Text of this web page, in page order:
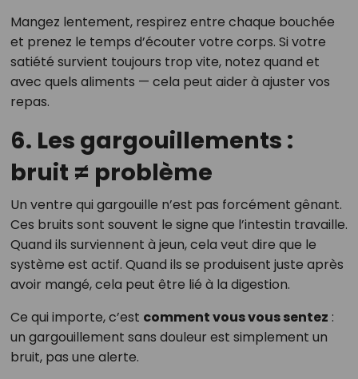
Mangez lentement, respirez entre chaque bouchée
et prenez le temps d’écouter votre corps. Si votre
satiété survient toujours trop vite, notez quand et
avec quels aliments — cela peut aider à ajuster vos
repas.
6. Les gargouillements :
bruit ≠ problème
Un ventre qui gargouille n’est pas forcément gênant.
Ces bruits sont souvent le signe que l’intestin travaille.
Quand ils surviennent à jeun, cela veut dire que le
système est actif. Quand ils se produisent juste après
avoir mangé, cela peut être lié à la digestion.
Ce qui importe, c’est comment vous vous sentez :
un gargouillement sans douleur est simplement un
bruit, pas une alerte.